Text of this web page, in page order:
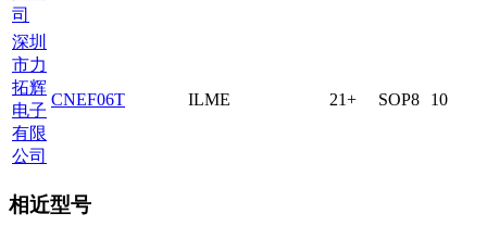
司
深圳
市力
拓辉
电子
有限
公司
CNEF06T ILME 21+ SOP8 10
相近型号